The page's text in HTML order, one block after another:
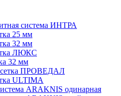
система ИНТРА
25 мм
32 мм
ЛЮКС
32 мм
сетка ПРОВЕДАЛ
ULTIMA
ARAKNIS одинарная